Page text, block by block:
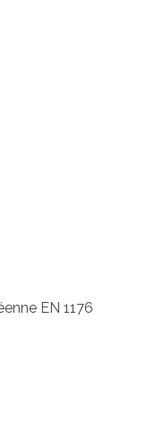
EN 1176